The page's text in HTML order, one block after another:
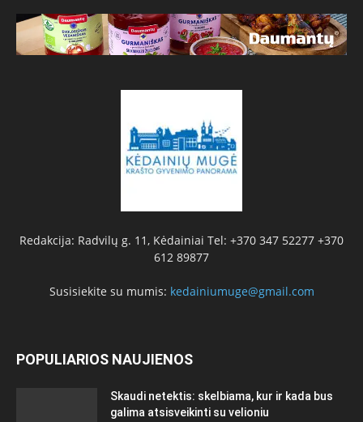
Redakcija: Radvilų g. 11, Kėdainiai Tel: +370 347 52277 +370
612 89877
Susisiekite su mumis: kedainiumuge@gmail.com
POPULIARIOS NAUJIENOS
Skaudi netektis: skelbiama, kur ir kada bus
galima atsisveikinti su velioniu